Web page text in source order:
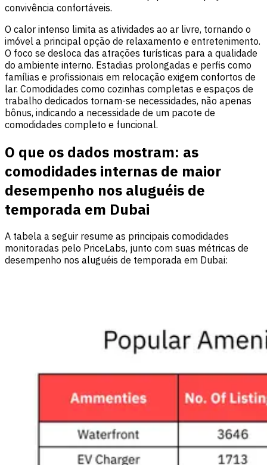
convivência confortáveis.
O calor intenso limita as atividades ao ar livre, tornando o
imóvel a principal opção de relaxamento e entretenimento.
O foco se desloca das atrações turísticas para a qualidade
do ambiente interno. Estadias prolongadas e perfis como
famílias e profissionais em relocação exigem confortos de
lar. Comodidades como cozinhas completas e espaços de
trabalho dedicados tornam-se necessidades, não apenas
bônus, indicando a necessidade de um pacote de
comodidades completo e funcional.
O que os dados mostram: as
comodidades internas de maior
desempenho nos aluguéis de
temporada em Dubai
A tabela a seguir resume as principais comodidades
monitoradas pelo PriceLabs, junto com suas métricas de
desempenho nos aluguéis de temporada em Dubai: